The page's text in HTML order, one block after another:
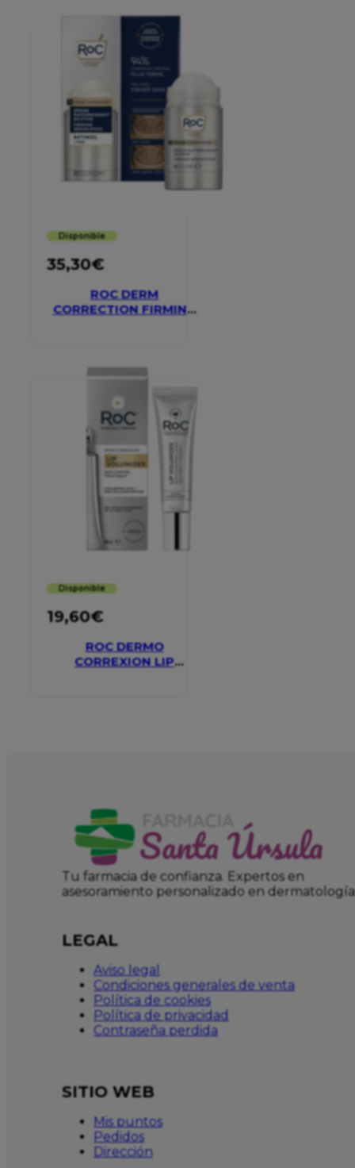
Disponible
35,30€
ROC DERM
CORRECTION FIRMING
Disponible
19,60€
ROC DERMO
CORREXION LIP
Tu farmacia de confianza. Expertos en
asesoramiento personalizado en dermatología
LEGAL
Aviso legal
Condiciones generales de venta
Política de cookies
Política de privacidad
Contraseña perdida
SITIO WEB
Mis puntos
Pedidos
Dirección